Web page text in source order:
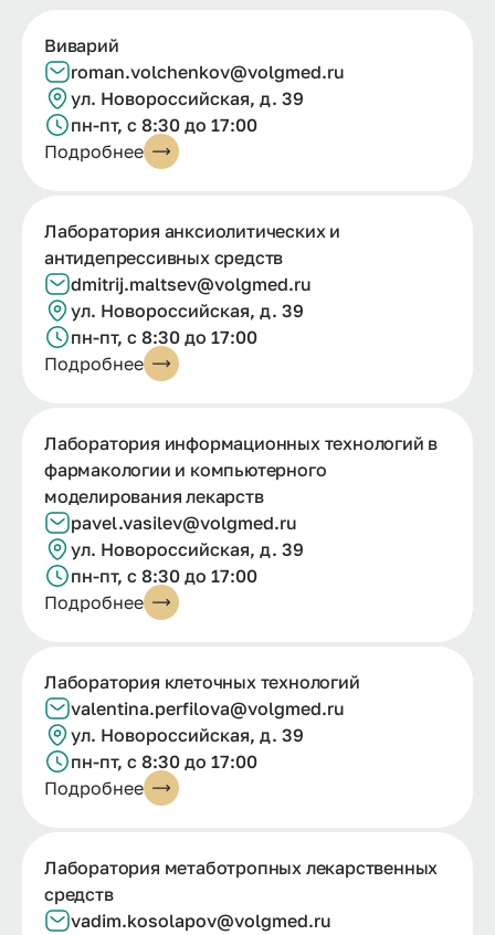
Виварий
roman.volchenkov@volgmed.ru
ул. Новороссийская, д. 39
пн-пт, с 8:30 до 17:00
Подробнее
Лаборатория анксиолитических и
антидепрессивных средств
dmitrij.maltsev@volgmed.ru
ул. Новороссийская, д. 39
пн-пт, с 8:30 до 17:00
Подробнее
Лаборатория информационных технологий в
фармакологии и компьютерного
моделирования лекарств
pavel.vasilev@volgmed.ru
ул. Новороссийская, д. 39
пн-пт, с 8:30 до 17:00
Подробнее
Лаборатория клеточных технологий
valentina.perfilova@volgmed.ru
ул. Новороссийская, д. 39
пн-пт, с 8:30 до 17:00
Подробнее
Лаборатория метаботропных лекарственных
средств
vadim.kosolapov@volgmed.ru